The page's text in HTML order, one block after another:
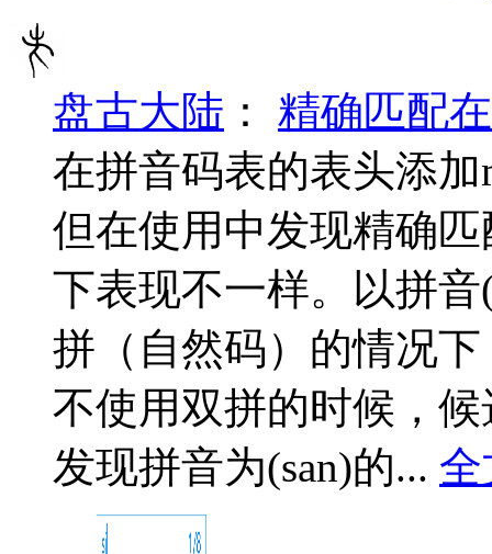
盘古大陆 ： 精确匹配
在拼音码表的表头添
但在使用中发现精确
下表现不一样。以拼
拼（自然码）的情况
不使用双拼的时候，
发现拼音为(san)的...